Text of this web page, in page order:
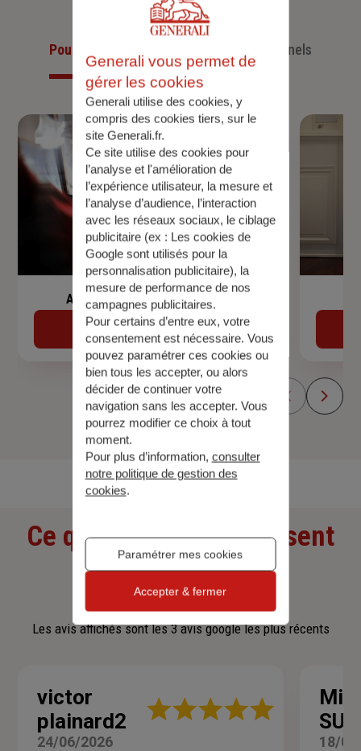
Pour les particuliers Pour les professionnels
Assurance de prêt immobilier
Découvrir
Découvrir toutes nos offres
Ce que nos clients pensent
de nous
Les avis affichés sont les 3 avis google les plus récents
victor
plainard2
Note
24/06/2026 18/
Generali vous permet de
gérer les cookies
Generali utilise des cookies, y
compris des cookies tiers, sur le
site Generali.fr.
Ce site utilise des cookies pour
l’analyse et l'amélioration de
l’expérience utilisateur, la mesure et
l’analyse d’audience, l’interaction
avec les réseaux sociaux, le ciblage
publicitaire (ex : Les cookies de
Google sont utilisés pour la
personnalisation publicitaire), la
mesure de performance de nos
campagnes publicitaires.
Pour certains d’entre eux, votre
consentement est nécessaire. Vous
pouvez paramétrer ces cookies ou
bien tous les accepter, ou alors
décider de continuer votre
navigation sans les accepter. Vous
pourrez modifier ce choix à tout
moment.
Pour plus d’information, consulter
notre politique de gestion des
cookies.
Paramétrer mes cookies
Accepter & fermer